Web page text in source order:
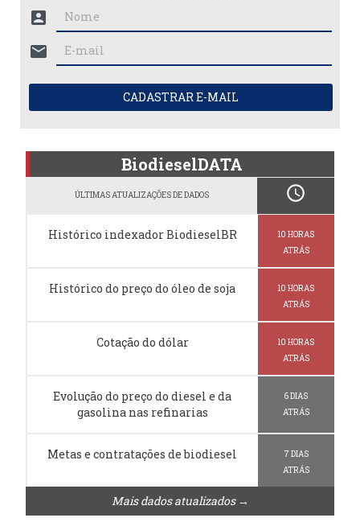
account_box
mail
CADASTRAR E-MAIL
BiodieselDATA
ÚLTIMAS ATUALIZAÇÕES DE DADOS schedule
Histórico indexador BiodieselBR
10 HORAS
ATRÁS
Histórico do preço do óleo de soja
10 HORAS
ATRÁS
Cotação do dólar
10 HORAS
ATRÁS
Evolução do preço do diesel e da
gasolina nas refinarias
6 DIAS
ATRÁS
Metas e contratações de biodiesel
7 DIAS
ATRÁS
Mais dados atualizados →